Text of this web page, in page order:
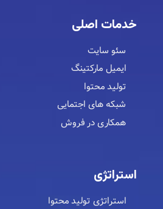
خدمات اصلی
سئو سایت
ایمیل مارکتینگ
تولید محتوا
شبکه های اجتمایی
همکاری در فروش
استراتژی
استراتژی تولید محتوا